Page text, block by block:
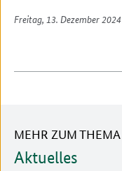
Freitag, 13. Dezember 2024
MEHR ZUM THEMA
Aktuelles